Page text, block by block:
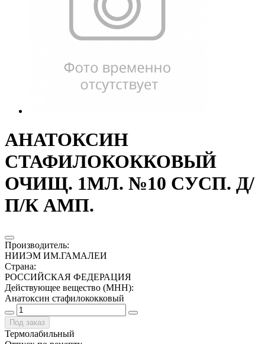
АНАТОКСИН
СТАФИЛОКОККОВЫЙ
ОЧИЩ. 1МЛ. №10 СУСП. Д/
П/К АМП.
Производитель:
НИИЭМ ИМ.ГАМАЛЕИ
Страна:
РОССИЙСКАЯ ФЕДЕРАЦИЯ
Действующее вещество (МНН):
Анатоксин стафилококковый
Под заказ
Термолабильный